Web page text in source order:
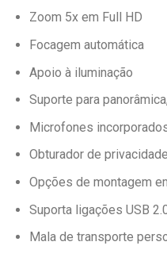
Zoom 5x em Full HD
Focagem automática
Apoio à iluminação
Suporte para
Microfones
Obturador de privacidade
Opções de montagem
Suporta ligações USB
Mala de transporte